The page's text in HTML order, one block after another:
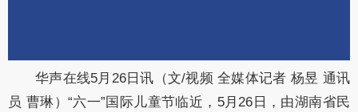
华声在线5月26日讯（文/视频 全媒体记者 杨昱 通讯
员 曹琳）“六一”国际儿童节临近，5月26日，由湖南省民